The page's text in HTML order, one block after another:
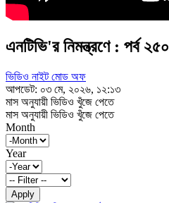
এনটিভি'র নিমন্ত্রণে : পর্ব ২৫০
ভিডিও নাইট মোড অফ
আপডেট: ০৩ মে, ২০২৬, ১২:১৩
মাস অনুযায়ী ভিডিও খুঁজে পেতে
মাস অনুযায়ী ভিডিও খুঁজে পেতে
Month
Year
Apply